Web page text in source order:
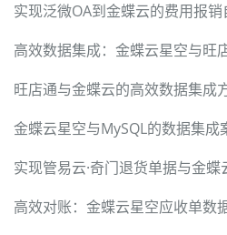
实现泛微OA到金蝶云的费用报
高效数据集成：金蝶云星空与旺
旺店通与金蝶云的高效数据集成
金蝶云星空与MySQL的数据集成
实现管易云·奇门退货单据与金
高效对账：金蝶云星空应收单数